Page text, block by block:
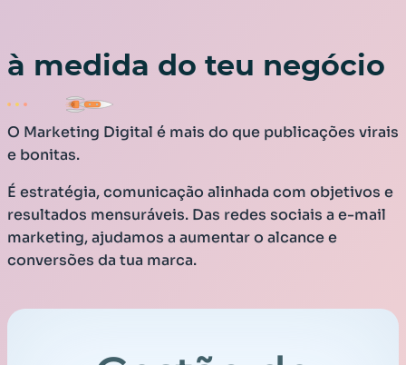
à medida do teu negócio
O Marketing Digital é mais do que publicações virais
e bonitas.
É estratégia, comunicação alinhada com objetivos e
resultados mensuráveis. Das redes sociais a e-mail
marketing, ajudamos a aumentar o alcance e
conversões da tua marca.